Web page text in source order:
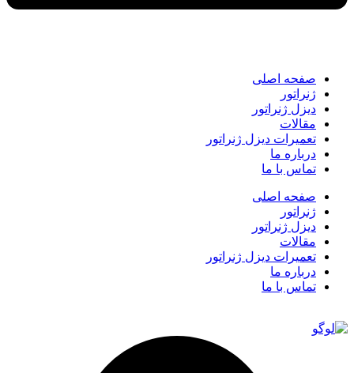
صفحه اصلی
ژنراتور
دیزل ژنراتور
مقالات
تعمیرات دیزل ژنراتور
درباره ما
تماس با ما
صفحه اصلی
ژنراتور
دیزل ژنراتور
مقالات
تعمیرات دیزل ژنراتور
درباره ما
تماس با ما